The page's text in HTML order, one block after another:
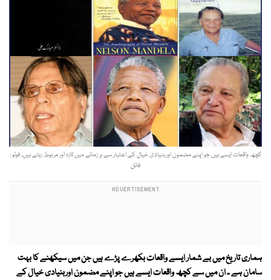
کچھ واقعات ایسے ہیں جو اپنے مضمون اوربنیادی خیال کے اعتبار سے ہر زمانے میں تازہ اور مربوط رہتے ہیں۔ فوٹو :
فائل
ہماری تاریخ میں بے شمار ایسے واقعات بکھرے پڑے ہیں جن میں سیکھنے کا بہت
سامان ہے ۔ ان میں سے کچھ واقعات ایسے ہیں جو اپنے مضمون اوربنیادی خیال کے